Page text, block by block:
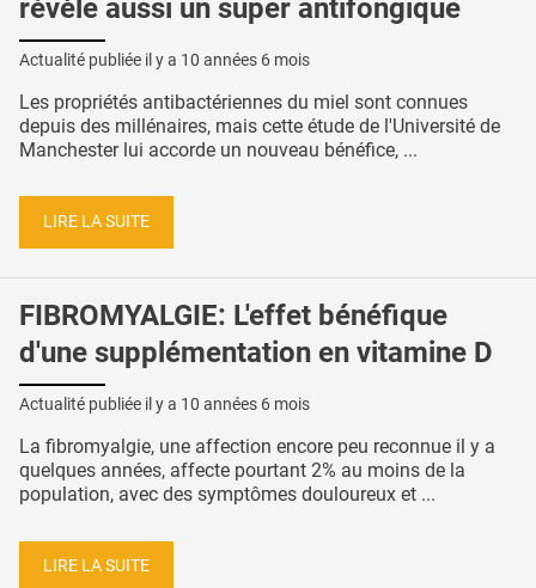
révèle aussi un super antifongique
Actualité publiée il y a 10 années 6 mois
Les propriétés antibactériennes du miel sont connues
depuis des millénaires, mais cette étude de l'Université de
Manchester lui accorde un nouveau bénéfice, ...
LIRE LA SUITE
FIBROMYALGIE: L'effet bénéfique
d'une supplémentation en vitamine D
Actualité publiée il y a 10 années 6 mois
La fibromyalgie, une affection encore peu reconnue il y a
quelques années, affecte pourtant 2% au moins de la
population, avec des symptômes douloureux et ...
LIRE LA SUITE